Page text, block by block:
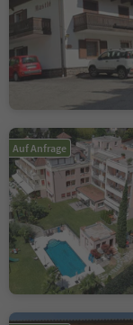
Auf Anfrage